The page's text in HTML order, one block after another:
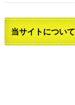
当サイトについて